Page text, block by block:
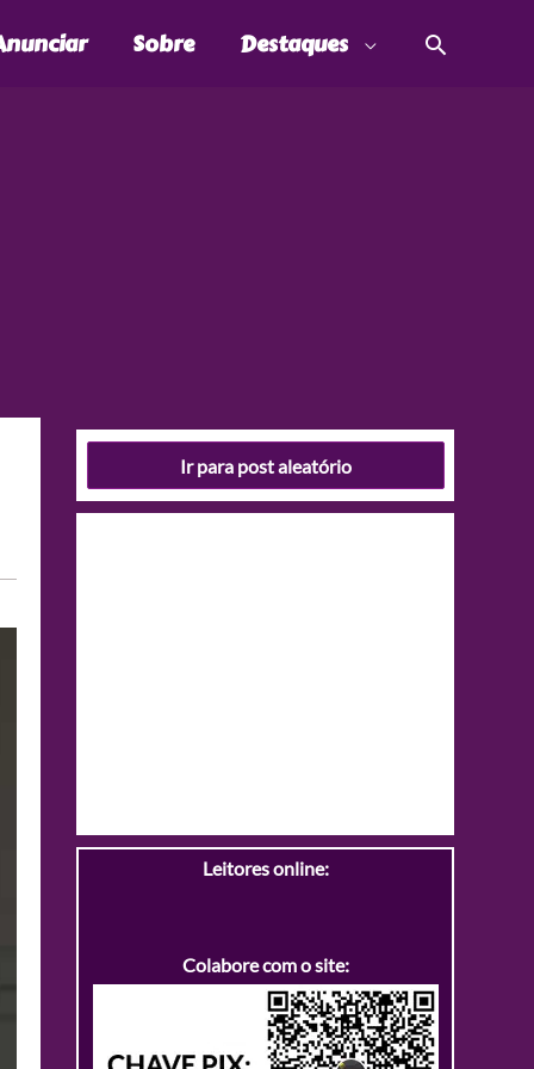
Sobre Destaques
Ir para post aleatório
Leitores online:
Colabore com o site: